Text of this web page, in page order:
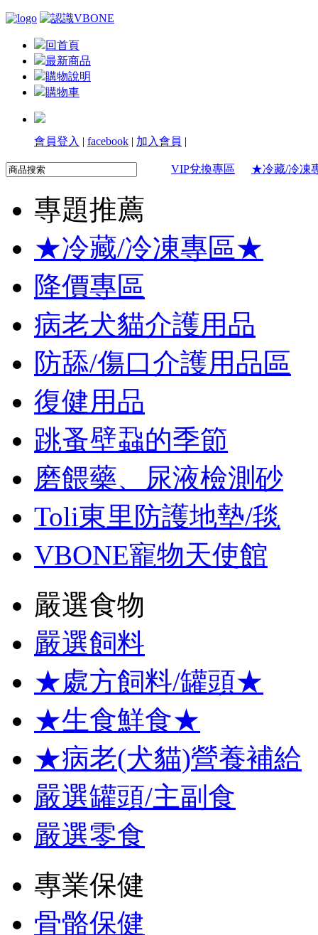
回首頁
最新商品
購物說明
購物車
會員登入 | facebook | 加入會員 |
VIP兌換專區 ★冷藏/冷凍
專題推薦
★冷藏/冷凍專區★
降價專區
病老犬貓介護用品
防舔/傷口介護用品區
復健用品
跳蚤壁蝨的季節
磨餵藥、尿液檢測砂
Toli東里防護地墊/毯
VBONE寵物天使館
嚴選食物
嚴選飼料
★處方飼料/罐頭★
★生食鮮食★
★病老(犬貓)營養補給
嚴選罐頭/主副食
嚴選零食
專業保健
骨骼保健